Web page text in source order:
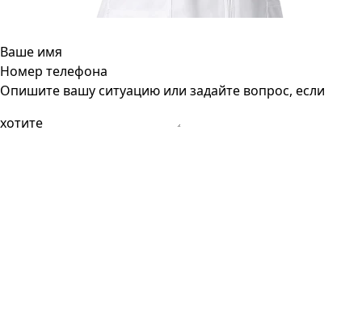
Ваше имя
Номер телефона
Опишите вашу ситуацию или задайте вопрос, если
хотите